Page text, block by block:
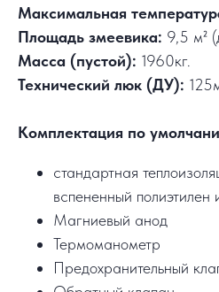
Максимальная
Площадь змеевика: 9,5 м²
Масса (пустой): 1960кг.
Технический люк (ДУ):
Комплектация по
стандартная
вспененный полиэтилен
Магниевый анод
Термоманометр
Предохранительный